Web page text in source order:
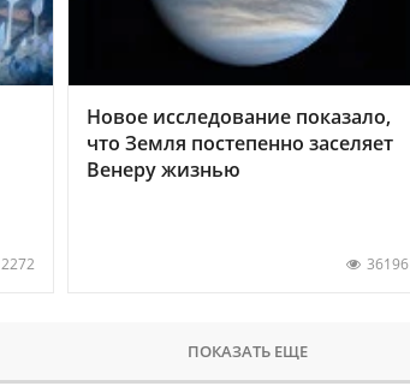
2272
Новое исследование показало,
что Земля постепенно заселяет
Венеру жизнью
36196
ПОКАЗАТЬ ЕЩЕ